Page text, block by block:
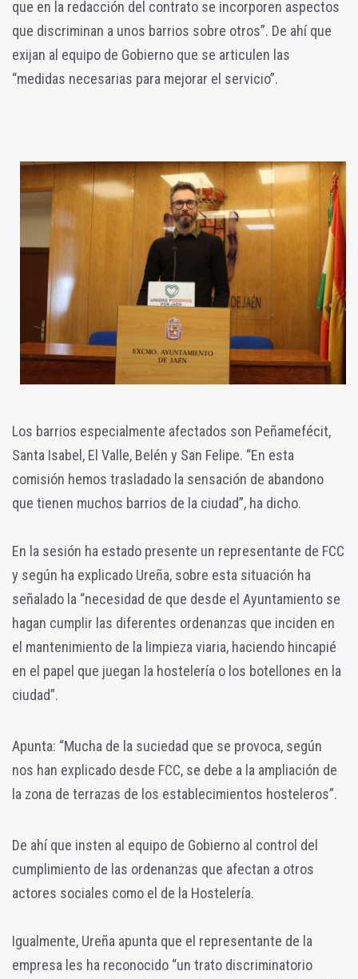
que en la redacción del contrato se incorporen aspectos
que discriminan a unos barrios sobre otros”. De ahí que
exijan al equipo de Gobierno que se articulen las
“medidas necesarias para mejorar el servicio”.
Los barrios especialmente afectados son Peñamefécit,
Santa Isabel, El Valle, Belén y San Felipe. “En esta
comisión hemos trasladado la sensación de abandono
que tienen muchos barrios de la ciudad”, ha dicho.
En la sesión ha estado presente un representante de FCC
y según ha explicado Ureña, sobre esta situación ha
señalado la “necesidad de que desde el Ayuntamiento se
hagan cumplir las diferentes ordenanzas que inciden en
el mantenimiento de la limpieza viaria, haciendo hincapié
en el papel que juegan la hostelería o los botellones en la
ciudad”.
Apunta: “Mucha de la suciedad que se provoca, según
nos han explicado desde FCC, se debe a la ampliación de
la zona de terrazas de los establecimientos hosteleros”.
De ahí que insten al equipo de Gobierno al control del
cumplimiento de las ordenanzas que afectan a otros
actores sociales como el de la Hostelería.
Igualmente, Ureña apunta que el representante de la
empresa les ha reconocido “un trato discriminatorio